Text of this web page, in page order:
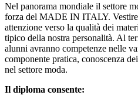
Nel panorama mondiale il settore
forza del MADE IN ITALY.
attenzione verso la qualità dei
tipico della nostra personalità. Al
alunni avranno competenze nelle
componente pratica, conoscenza
nel settore moda.
Il diploma consente: